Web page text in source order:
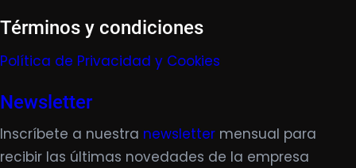
Términos y condiciones
Política de Privacidad y Cookies
Newsletter
Inscríbete a nuestra newsletter mensual para
recibir las últimas novedades de la empresa